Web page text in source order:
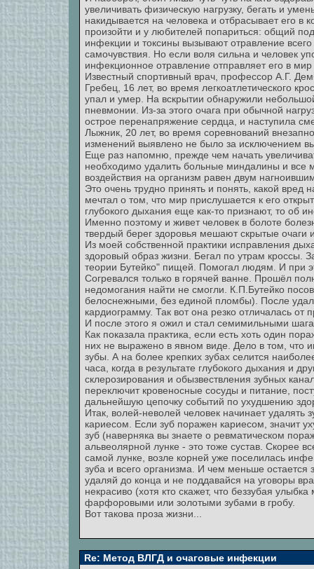
увеличивать физическую нагрузку, бегать и
накидывается на человека и отбрасывает его в
произойти и у любителей попариться: общий
инфекции и токсины вызывают отравление
самочувствия. Но если воля сильна и человек
инфекционное отравление отправляет его в
Известный спортивный врач, профессор А.Г.
Гребец, 16 лет, во время легкоатлетического
упал и умер. На вскрытии обнаружили
пневмонии. Из-за этого очага при обычной
острое перенапряжение сердца, и наступила
Лыжник, 20 лет, во время соревнований
изменений выявлено не было за исключением
Еще раз напомню, прежде чем начать
необходимо удалить больные миндалины и все
воздействия на организм равен двум
Это очень трудно принять и понять, какой
мечтал о том, что мир прислушается к его
глубокого дыхания еще как-то признают, то об
Именно поэтому и живет человек в болоте
твердый берег здоровья мешают скрытые очаги
Из моей собственной практики исправления
здоровый образ жизни. Бегал по утрам кроссы.
теории Бутейко" пищей. Помогал людям. И при
Согревался только в горячей ванне. Прошёл
недомогания найти не смогли. К.П.Бутейко
белоснежными, без единой пломбы). После
кардиограмму. Так вот она резко отличалась
И после этого я ожил и стал семимильными
Как показала практика, если есть хоть один
них не выражено в явном виде. Дело в том, что
зубы. А на более крепких зубах селится
часа, когда в результате глубокого дыхания и
склерозирования и обызвествления зубных
переключит кровеносные сосуды и питание,
дальнейшую цепочку событий по ухудшению
Итак, волей-неволей человек начинает
кариесом. Если зуб поражен кариесом, значит
зуб (наверняка вы знаете о ревматическом
альвеолярной лунке - это тоже сустав. Скорее
самой лунке, возле корней уже поселилась
зуба и всего организма. И чем меньше остается
удаляй до конца и не поддавайся на уговоры
некрасиво (хотя кто скажет, что беззубая
фарфоровыми или золотыми зубами в гробу.
Вот такова проза жизни...
Re: Метод ВЛГД и очаговые инфекции